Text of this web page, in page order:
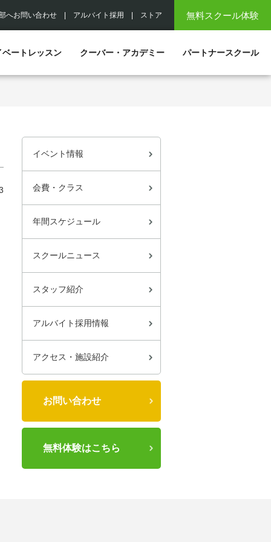
無料スクール体験
へお問い合わせ アルバイト採用 ストア
ベートレッスン クーバー・アカデミー パートナースクール
イベント情報
会費・クラス
年間スケジュール
スクールニュース
スタッフ紹介
アルバイト採用情報
アクセス・施設紹介
お問い合わせ
無料体験はこちら